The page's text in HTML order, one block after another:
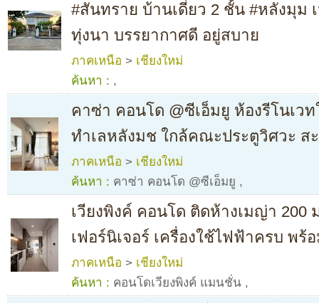
#สันทราย บ้านเดี่ยว 2 ชั้น #หลังมุม
ทุ่งนา บรรยากาศดี อยู่สบาย
ภาคเหนือ > เชียงใหม่
ค้นหา : ,
คาซ่า คอนโด @ซีเอ็มยู ห้องรีโนเว
ทำเลหลังมช ใกล้คณะประตูวิศวะ ส
ภาคเหนือ > เชียงใหม่
ค้นหา : คาซ่า คอนโด @ซีเอ็มยู ,
เวียงพิงค์ คอนโด ติดห้างเมญ่า 200
เฟอร์นิเจอร์ เครื่องใช้ไฟฟ้าครบ พร้
ภาคเหนือ > เชียงใหม่
ค้นหา : คอนโดเวียงพิงค์ แมนชั่น ,